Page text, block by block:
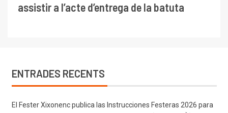
assistir a l’acte d’entrega de la batuta
ENTRADES RECENTS
El Fester Xixonenc publica las Instrucciones Festeras 2026 para